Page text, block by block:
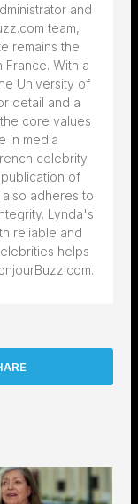
and
team,
remains the
With a
University of
detail and a
core values
in media
celebrity
of
adheres to
Lynda's
reliable and
helps